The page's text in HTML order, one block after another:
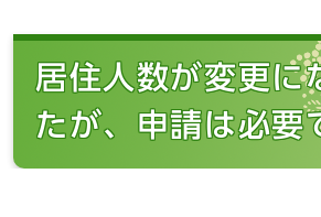
居住人数が変更に
たが、申請は必要